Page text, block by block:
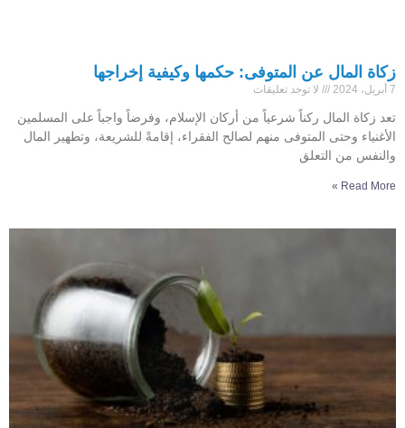
زكاة المال عن المتوفى: حكمها وكيفية إخراجها
7 أبريل، 2024 لا توجد تعليقات
تعد زكاة المال ركناً شرعياً من أركان الإسلام، وفرضاً واجباً على المسلمين
الأغنياء وحتى المتوفى منهم لصالح الفقراء، إقامةً للشريعة، وتطهير المال
والنفس من التعلق
Read More »